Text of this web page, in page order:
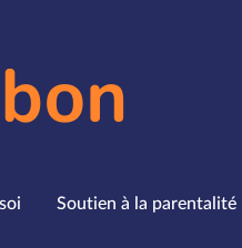
Soutien à la parentalité